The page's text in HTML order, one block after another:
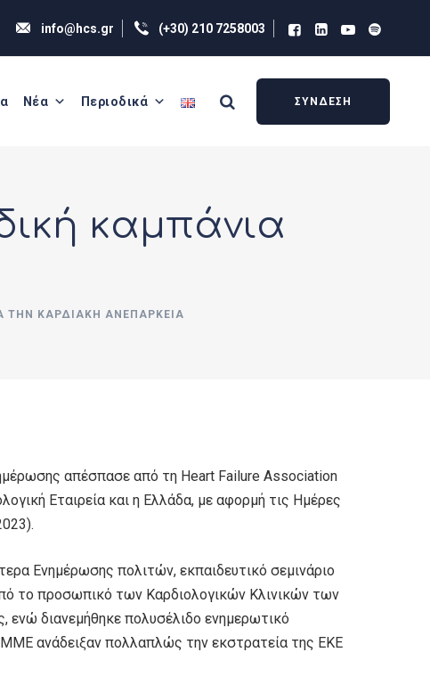
info@hcs.gr (+30) 210 7258003
Νέα Περιοδικά ΣΥΝΔΕΣΗ
καμπάνια
ΤΗΝ ΚΑΡΔΙΑΚΉ ΑΝΕΠΆΡΚΕΙΑ
απέσπασε από τη Heart Failure Association
Εταιρεία και η Ελλάδα, με αφορμή τις Ημέρες
Ενημέρωσης πολιτών, εκπαιδευτικό σεμινάριο
το προσωπικό των Καρδιολογικών Κλινικών των
ενώ διανεμήθηκε πολυσέλιδο ενημερωτικό
ΜΜΕ ανάδειξαν πολλαπλώς την εκστρατεία της ΕΚΕ